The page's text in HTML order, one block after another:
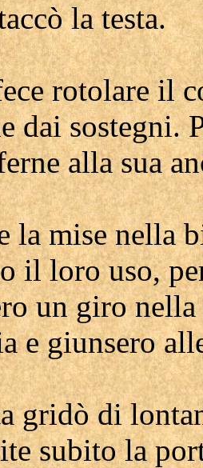
la testa.
rotolare il
dai sostegni.
alla sua
la mise nella
il loro uso,
un giro
e giunsero
gridò di
subito la